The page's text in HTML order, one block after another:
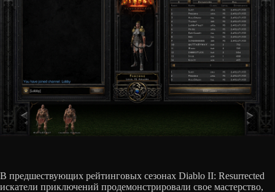
В предшествующих рейтинговых сезонах Diablo II: Resurrected
искатели приключений продемонстрировали свое мастерство,